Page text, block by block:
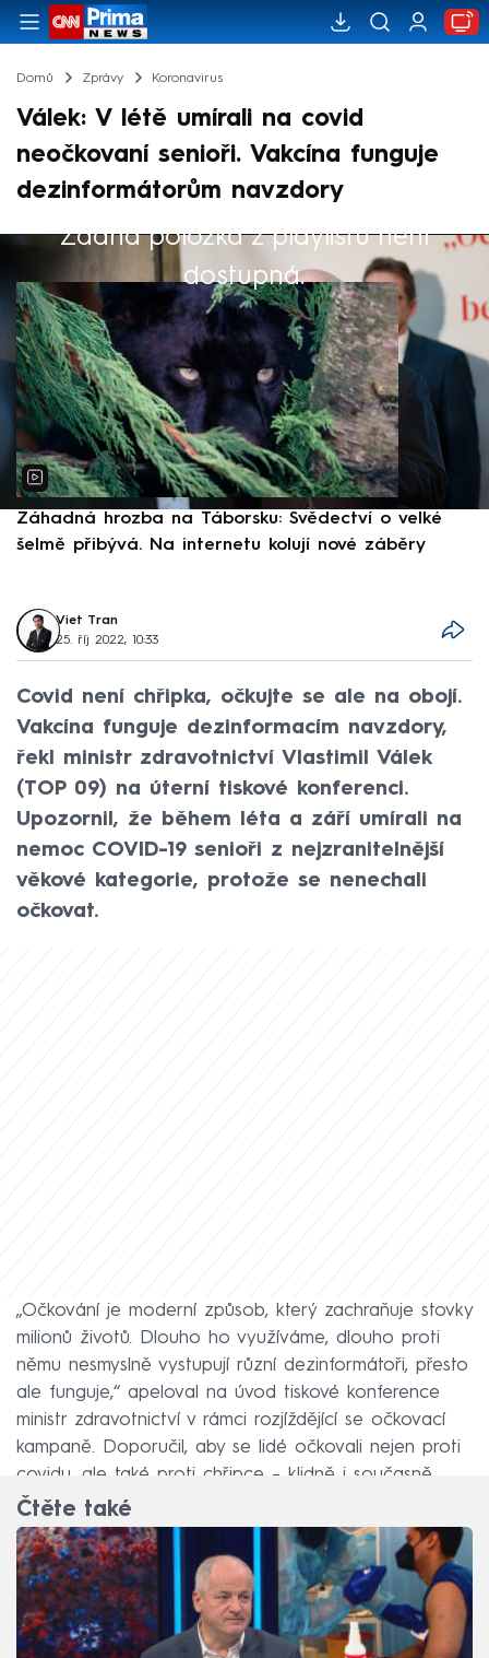
Domů Zprávy Koronavirus
Válek: V létě umírali na covid
neočkovaní senioři. Vakcína funguje
dezinformátorům navzdory
Žádná položka z playlistu není
dostupná.
Výběr redakce
Záhadná hrozba na Táborsku: Svědectví o velké
šelmě přibývá. Na internetu kolují nové záběry
Viet Tran
25. říj 2022, 10:33
Covid není chřipka, očkujte se ale na obojí.
Vakcína funguje dezinformacím navzdory,
řekl ministr zdravotnictví Vlastimil Válek
(TOP 09) na úterní tiskové konferenci.
Upozornil, že během léta a září umírali na
nemoc COVID-19 senioři z nejzranitelnější
věkové kategorie, protože se nenechali
očkovat.
„Očkování je moderní způsob, který zachraňuje stovky
milionů životů. Dlouho ho využíváme, dlouho proti
němu nesmyslně vystupují různí dezinformátoři, přesto
ale funguje,“ apeloval na úvod tiskové konference
ministr zdravotnictví v rámci rozjíždějící se očkovací
kampaně. Doporučil, aby se lidé očkovali nejen proti
covidu, ale také proti chřipce – klidně i současně.
Čtěte také